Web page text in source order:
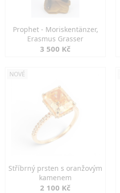
Prophet - Moriskentänzer,
Erasmus Grasser
3 500 Kč
NOVÉ
Stříbrný prsten s oranžovým
kamenem
2 100 Kč